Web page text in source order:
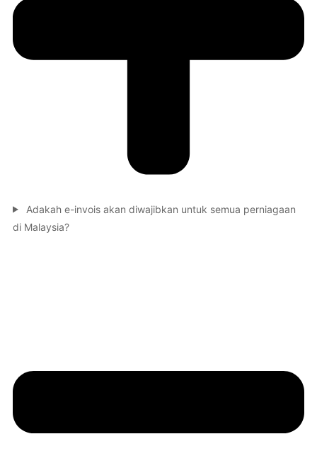
Adakah e-invois akan diwajibkan untuk semua perniagaan
di Malaysia?